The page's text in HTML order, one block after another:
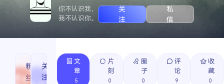
你不认识我，
我不认识你。
关
注
私
信
粉
丝
0 关
注
文
章
5
片
刻
0
圈
子
0
评
论
9
收
藏
0